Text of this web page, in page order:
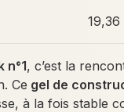
19,36
n°1, c’est la
Ce gel de
à la fois stable